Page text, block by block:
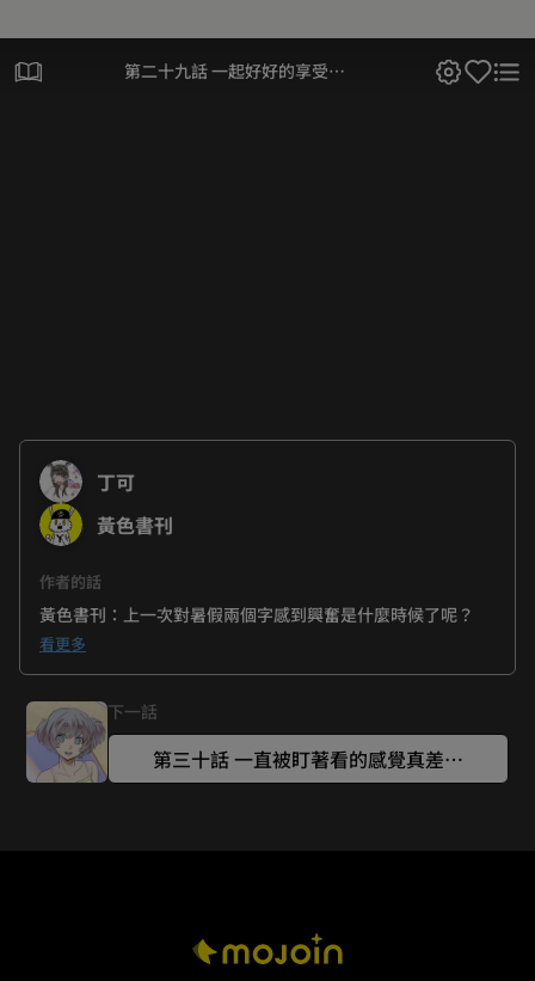
第二十九話 一起好好的享受假
丁可
黃色書刊
作者的話
看更多
下一話
第三十話 一直被盯著看的感覺真差…